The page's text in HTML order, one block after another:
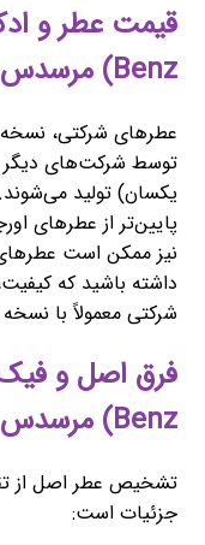
Benz) مرسدس بنز
عطرهای شرکتی،
توسط شرکت‌های دیگر و
یکسان) تولید
پایین‌تر از عطرهای
نیز ممکن است
داشته باشید که
شرکتی معمولاً با
Benz) مرسدس بنز
تشخیص عطر اصل از
جزئیات است: